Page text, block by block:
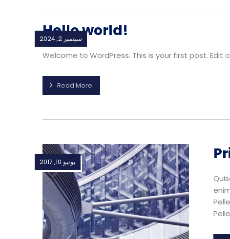
Hello world!
سبتمبر 2, 2024
Welcome to WordPress. This is your first post. Edit
Read More
يونيو 10, 2017